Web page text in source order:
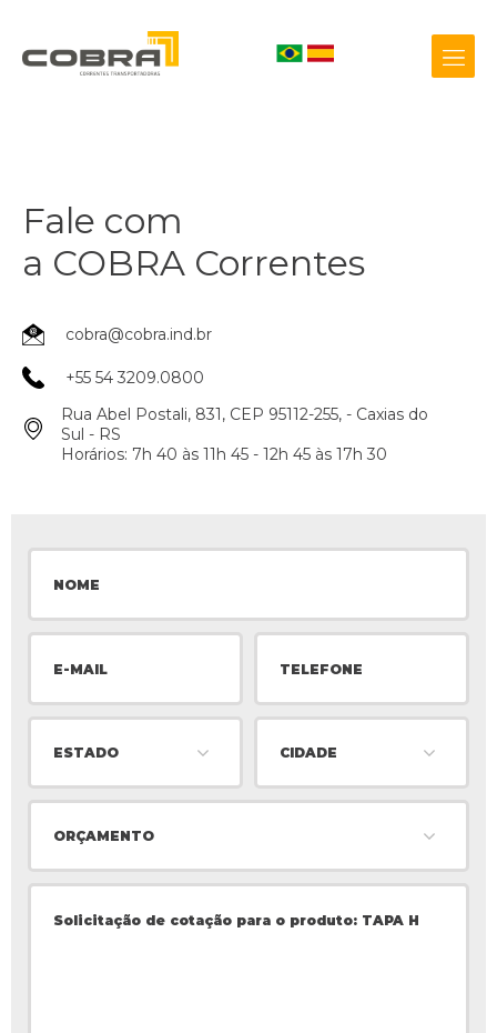
+55 54 3209.0800
Biblioteca 3D
Fale com
a COBRA Correntes
cobra@cobra.ind.br
+55 54 3209.0800
Rua Abel Postali, 831, CEP 95112-255, - Caxias do
Sul - RS
Horários: 7h 40 às 11h 45 - 12h 45 às 17h 30
ESTADO CIDADE
ORÇAMENTO